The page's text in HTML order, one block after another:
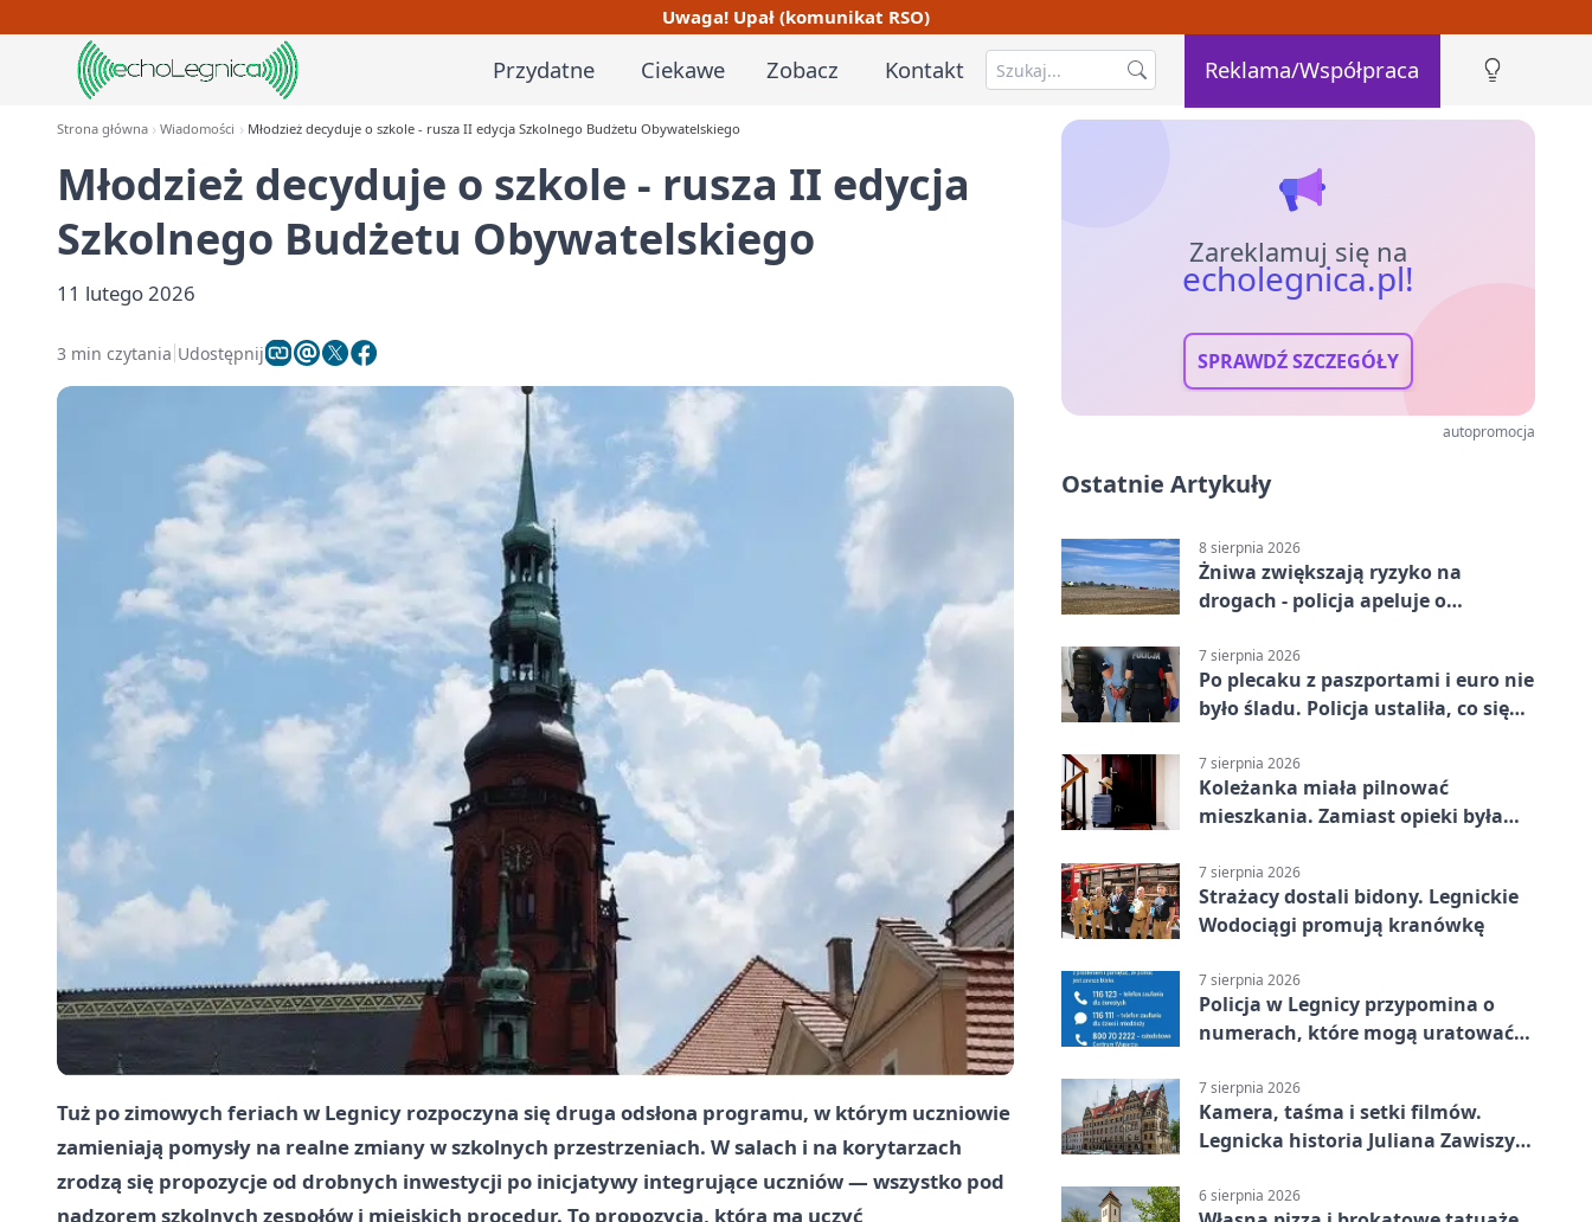
Uwaga! Upał (komunikat RSO)
Przydatne Ciekawe Zobacz Kontakt Reklama/Współpraca
Strona główna Wiadomości Młodzież decyduje o szkole - rusza II edycja Szkolnego Budżetu Obywatelskiego
Młodzież decyduje o szkole - rusza II edycja
Szkolnego Budżetu Obywatelskiego
11 lutego 2026
3 min czytania Udostępnij
Tuż po zimowych feriach w Legnicy rozpoczyna się druga odsłona programu, w którym uczniowie
zamieniają pomysły na realne zmiany w szkolnych przestrzeniach. W salach i na korytarzach
zrodzą się propozycje od drobnych inwestycji po inicjatywy integrujące uczniów — wszystko pod
nadzorem szkolnych zespołów i miejskich procedur. To propozycja, która ma uczyć
Zareklamuj się na
echolegnica.pl!
SPRAWDŹ SZCZEGÓŁY
autopromocja
Ostatnie Artykuły
8 sierpnia 2026
Żniwa zwiększają ryzyko na
drogach - policja apeluje o
7 sierpnia 2026
Po plecaku z paszportami i euro nie
było śladu. Policja ustaliła, co się
7 sierpnia 2026
Koleżanka miała pilnować
mieszkania. Zamiast opieki była
7 sierpnia 2026
Strażacy dostali bidony. Legnickie
Wodociągi promują kranówkę
7 sierpnia 2026
Policja w Legnicy przypomina o
numerach, które mogą uratować
7 sierpnia 2026
Kamera, taśma i setki filmów.
Legnicka historia Juliana Zawiszy
6 sierpnia 2026